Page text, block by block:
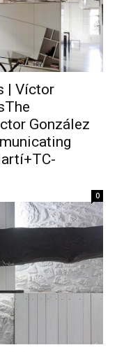
| Víctor
González
0